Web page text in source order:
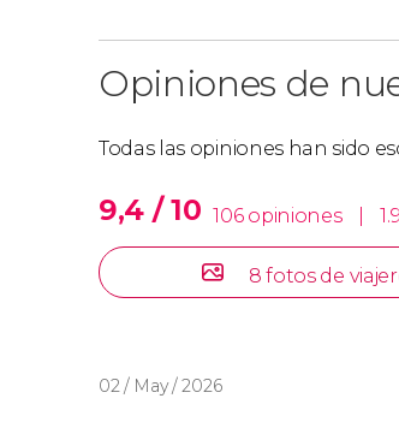
Opiniones de
Todas las opiniones han sido
9,4 / 10 106 opiniones
8 fotos de
02 / May / 2026